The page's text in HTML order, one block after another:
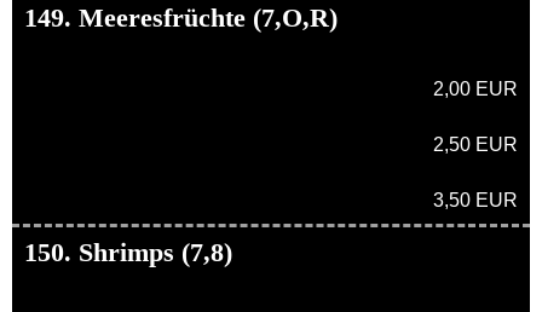
149. Meeresfrüchte (7,O,R)
2,00 EUR
2,50 EUR
3,50 EUR
150. Shrimps (7,8)